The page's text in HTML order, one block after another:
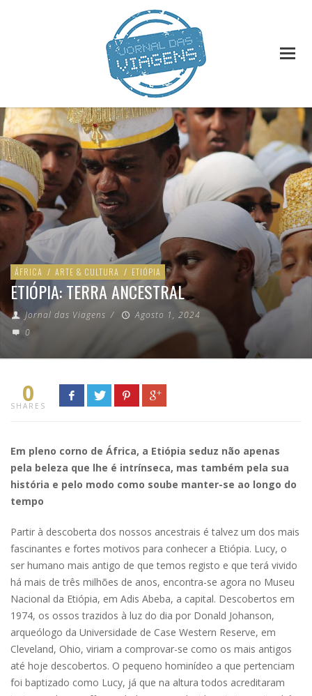
ÁFRICA / ARTE & CULTURA / ETIÓPIA
ETIÓPIA: TERRA ANCESTRAL
Jornal das Viagens /
Agosto 1, 2024
0
0
SHARES
Em pleno corno de África, a Etiópia seduz não apenas
pela beleza que lhe é intrínseca, mas também pela sua
história e pelo modo como soube manter-se ao longo do
tempo
Partir à descoberta dos nossos ancestrais é talvez um dos mais
fascinantes e fortes motivos para conhecer a Etiópia. Lucy, o
ser humano mais antigo de que temos registo e que terá vivido
há mais de três milhões de anos, encontra-se agora no Museu
Nacional da Etiópia, em Adis Abeba, a capital. Descobertos em
1974, os ossos trazidos à luz do dia por Donald Johanson,
arqueólogo da Universidade de Case Western Reserve, em
Cleveland, Ohio, viriam a comprovar-se como os mais antigos
até hoje descobertos. O pequeno hominídeo a que pertenciam
foi baptizado como Lucy, já que na altura todos acreditaram